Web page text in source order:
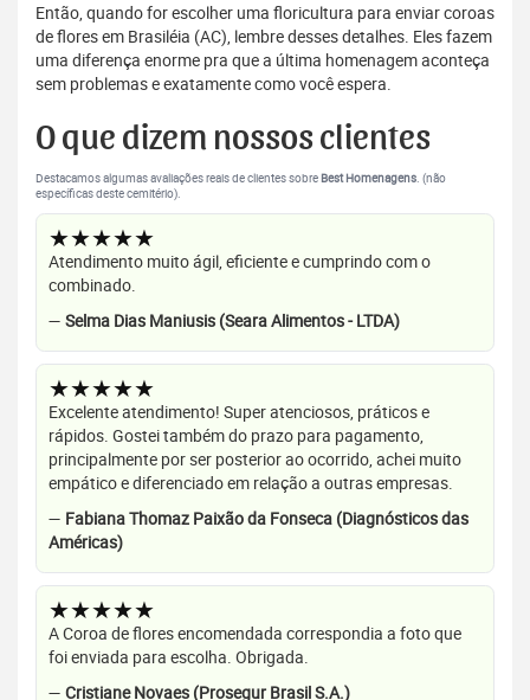
Então, quando for escolher uma floricultura para enviar coroas
de flores em Brasiléia (AC), lembre desses detalhes. Eles fazem
uma diferença enorme pra que a última homenagem aconteça
sem problemas e exatamente como você espera.
O que dizem nossos clientes
Destacamos algumas avaliações reais de clientes sobre Best Homenagens. (não
específicas deste cemitério).
★★★★★
Atendimento muito ágil, eficiente e cumprindo com o
combinado.
— Selma Dias Maniusis (Seara Alimentos - LTDA)
★★★★★
Excelente atendimento! Super atenciosos, práticos e
rápidos. Gostei também do prazo para pagamento,
principalmente por ser posterior ao ocorrido, achei muito
empático e diferenciado em relação a outras empresas.
— Fabiana Thomaz Paixão da Fonseca (Diagnósticos das
Américas)
★★★★★
A Coroa de flores encomendada correspondia a foto que
foi enviada para escolha. Obrigada.
— Cristiane Novaes (Prosegur Brasil S.A.)